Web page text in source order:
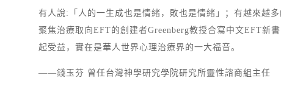
有人說:「人的一生成也是情緒，敗也是情緒」；有越來越
聚焦治療取向EFT的創建者Greenberg教授合寫中文EFT新
起受益，實在是華人世界心理治療界的一大福音。
——錢玉芬 曾任台灣神學研究學院研究所靈性諮商組主任